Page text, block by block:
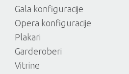
Gala konfiguracije
Opera konfiguracije
Plakari
Garderoberi
Vitrine